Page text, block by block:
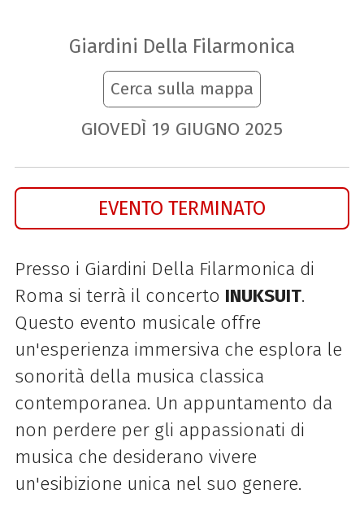
Giardini Della Filarmonica
Cerca sulla mappa
GIOVEDÌ 19 GIUGNO 2025
EVENTO TERMINATO
Presso i Giardini Della Filarmonica di
Roma si terrà il concerto INUKSUIT.
Questo evento musicale offre
un'esperienza immersiva che esplora le
sonorità della musica classica
contemporanea. Un appuntamento da
non perdere per gli appassionati di
musica che desiderano vivere
un'esibizione unica nel suo genere.